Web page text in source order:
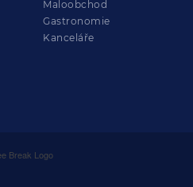
Maloobchod
Gastronomie
Kanceláře